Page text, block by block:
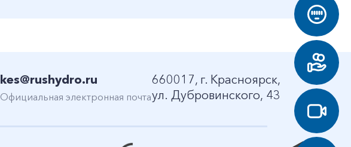
kes@rushydro.ru
Официальная электронная почта
660017, г. Красноярск,
ул. Дубровинского, 43